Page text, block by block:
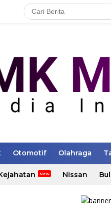
Otomotif Olahraga
Nissan